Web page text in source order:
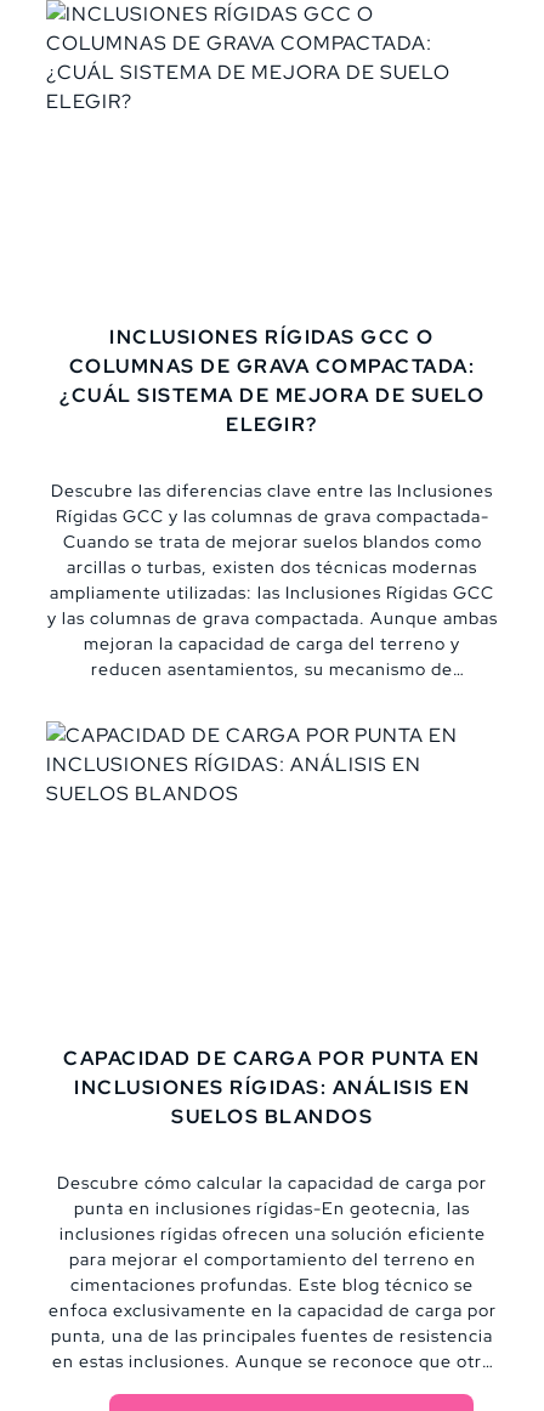
defendible. Ese es el verdadero salto cualitativo en
cualquier estudio de mecánica de suelos.,En
México, donde convivimos con suelos lacustres
altamente compresibles, depósitos volcánicos
INCLUSIONES RÍGIDAS GCC O
COLUMNAS DE GRAVA COMPACTADA:
¿CUÁL SISTEMA DE MEJORA DE SUELO
ELEGIR?
Descubre las diferencias clave entre las Inclusiones
Rígidas GCC y las columnas de grava compactada-
Cuando se trata de mejorar suelos blandos como
arcillas o turbas, existen dos técnicas modernas
ampliamente utilizadas: las Inclusiones Rígidas GCC
y las columnas de grava compactada. Aunque ambas
mejoran la capacidad de carga del terreno y
reducen asentamientos, su mecanismo de
aplicaciones ideales varían significativamente. En
este blog te explicamos sus diferencias más
importantes, con enfoque técnico y comparativo,
para ayudarte a elegir la mejor solución geotécnica
CAPACIDAD DE CARGA POR PUNTA EN
INCLUSIONES RÍGIDAS: ANÁLISIS EN
SUELOS BLANDOS
Descubre cómo calcular la capacidad de carga por
punta en inclusiones rígidas-En geotecnia, las
inclusiones rígidas ofrecen una solución eficiente
para mejorar el comportamiento del terreno en
cimentaciones profundas. Este blog técnico se
enfoca exclusivamente en la capacidad de carga por
punta, una de las principales fuentes de resistencia
en estas inclusiones. Aunque se reconoce que otro